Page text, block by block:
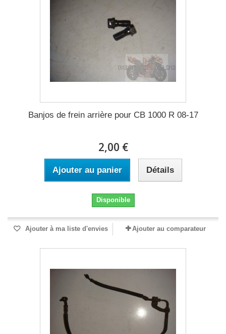
Banjos de frein arrière pour CB 1000 R 08-17
2,00 €
Ajouter au panier Détails
Disponible
Ajouter à ma liste d'envies Ajouter au comparateur